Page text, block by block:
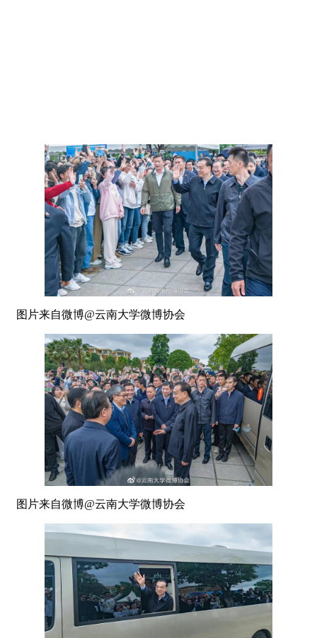
图片来自微博@云南大学微博协会
图片来自微博@云南大学微博协会